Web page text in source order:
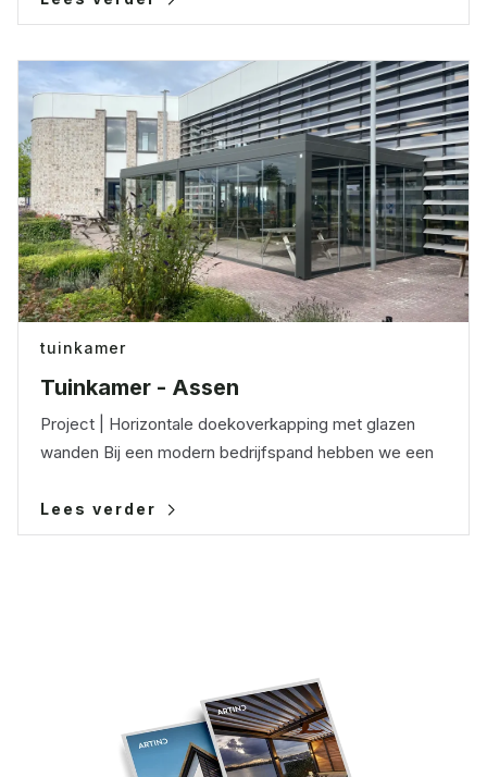
tuinkamer
Tuinkamer - Assen
Project | Horizontale doekoverkapping met glazen
wanden Bij een modern bedrijfspand hebben we een
Lees verder